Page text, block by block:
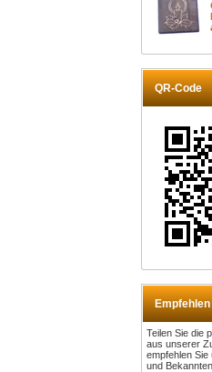
QR-Code
Empfehlen
Teilen Sie die
aus unserer
empfehlen
und